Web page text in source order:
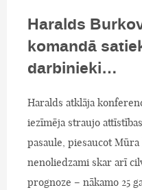
Haralds
komandā
darbinieki…
Haralds atklāja
iezīmēja straujo
pasaule, piesaucot
nenoliedzami skar arī
prognoze – nākamo 25